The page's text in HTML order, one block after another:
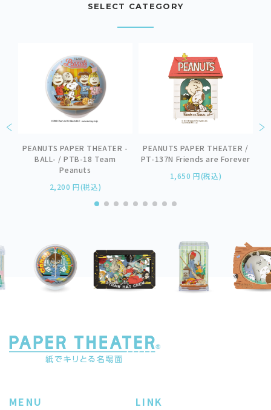
SELECT CATEGORY
PEANUTS PAPER THEATER -
BALL- / PTB-18 Team
Peanuts
2,200 円(税込)
PEANUTS PAPER THEATER /
PT-137N Friends are Forever
1,650 円(税込)
MENU LINK